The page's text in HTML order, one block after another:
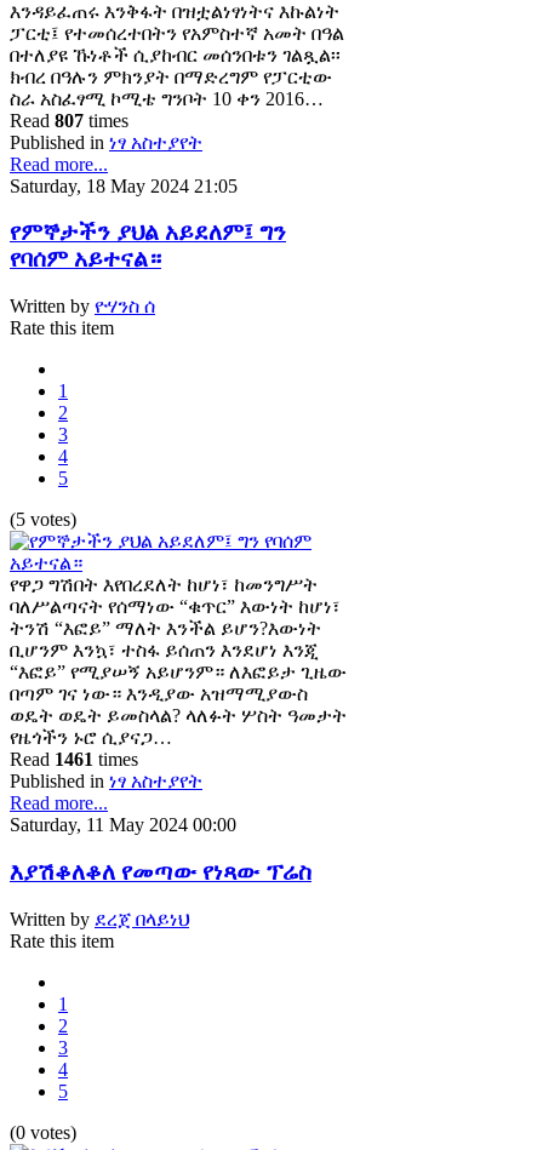
እንዳይፈጠሩ እንቅፋት በዝቷልነፃነትና እኩልነት
ፓርቲ፤ የተመሰረተበትን የአምስተኛ አመት በዓል
በተለያዩ ኹነቶች ሲያከብር መሰንበቱን ገልጿል፡፡
ክብረ በዓሉን ምክንያት በማድረግም የፓርቲው
ስራ አስፈፃሚ ኮሚቴ ግንቦት 10 ቀን 2016…
Read 807 times
Published in ነፃ አስተያየት
Read more...
Saturday, 18 May 2024 21:05
የምኞታችን ያህል አይደለም፤ ግን
የባሰም አይተናል።
Written by ዮሃንስ ሰ
Rate this item
1
2
3
4
5
(5 votes)
የዋጋ ግሽበት እየበረደለት ከሆነ፣ ከመንግሥት
ባለሥልጣናት የሰማነው “ቁጥር” እውነት ከሆነ፣
ትንሽ “እፎይ” ማለት እንችል ይሆን?እውነት
ቢሆንም እንኳ፣ ተስፋ ይሰጠን እንደሆነ እንጂ
“እፎይ” የሚያሠኝ አይሆንም። ለእፎይታ ጊዜው
በጣም ገና ነው። እንዲያው አዝማሚያውስ
ወዴት ወዴት ይመስላል? ላለፉት ሦስት ዓመታት
የዜጎችን ኑሮ ሲያናጋ…
Read 1461 times
Published in ነፃ አስተያየት
Read more...
Saturday, 11 May 2024 00:00
እያሽቆለቆለ የመጣው የነጻው ፕሬስ
Written by ደረጀ በላይነህ
Rate this item
1
2
3
4
5
(0 votes)